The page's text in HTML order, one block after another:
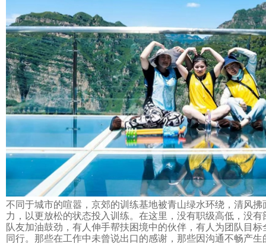
不同于城市的喧嚣，京郊的训练基地被青山绿水环绕，清风
力，以更放松的状态投入训练。在这里，没有职级高低，没
队友加油鼓劲，有人伸手帮扶困境中的伙伴，有人为团队目
同行。那些在工作中未曾说出口的感谢，那些因沟通不畅产